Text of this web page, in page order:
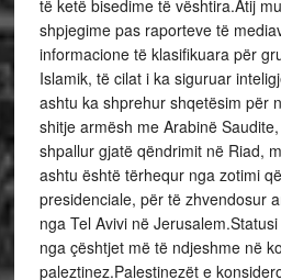
të ketë bisedime të vështira.Atij
shpjegime pas raporteve të
informacione të klasifikuara për
Islamik, të cilat i ka siguruar
ashtu ka shprehur shqetësim për
shitje armësh me Arabinë
shpallur gjatë qëndrimit në Riad,
ashtu është tërhequr nga zotimi
presidenciale, për të zhvendosur
nga Tel Avivi në
nga çështjet më të ndjeshme në
paleztinez.Palestinezët e